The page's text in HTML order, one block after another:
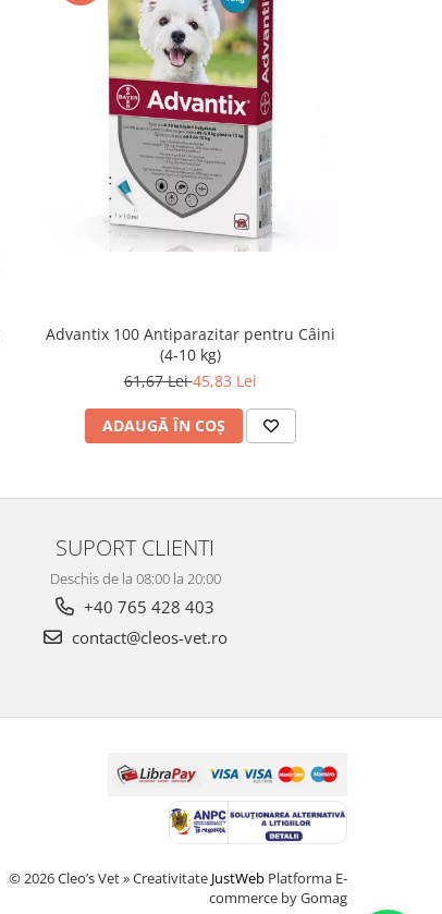
Advantix 100 Antiparazitar pentru Câini
(4-10 kg)
61,67 Lei45,83 Lei
ADAUGĂ ÎN COȘ
SUPORT CLIENTI
Deschis de la 08:00 la 20:00
+40 765 428 403
contact@cleos-vet.ro
© 2026 Cleo’s Vet » Creativitate JustWeb Platforma E-
commerce by Gomag